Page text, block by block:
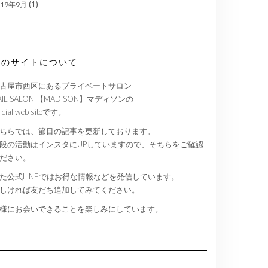
年9月 (1)
のサイトについて
屋市西区にあるプライベートサロン
SALON 【MADISON】マディソンの
web siteです。
らでは、節目の記事を更新しております。
の活動はインスタにUPしていますので、そちらをご確認
さい。
公式LINEではお得な情報などを発信しています。
ければ友だち追加してみてください。
にお会いできることを楽しみにしています。